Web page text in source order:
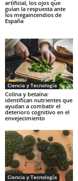
artificial, los ojos que
guían la respuesta ante
los megaincendios de
España
Ciencia y Tecnología
Colina y betaína:
identifican nutrientes que
ayudan a combatir el
deterioro cognitivo en el
envejecimiento
Ciencia y Tecnología